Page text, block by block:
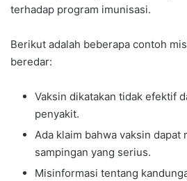
terhadap program imunisasi.
Berikut adalah beberapa contoh
beredar:
Vaksin dikatakan tidak efektif
penyakit.
Ada klaim bahwa vaksin dapat
sampingan yang serius.
Misinformasi tentang